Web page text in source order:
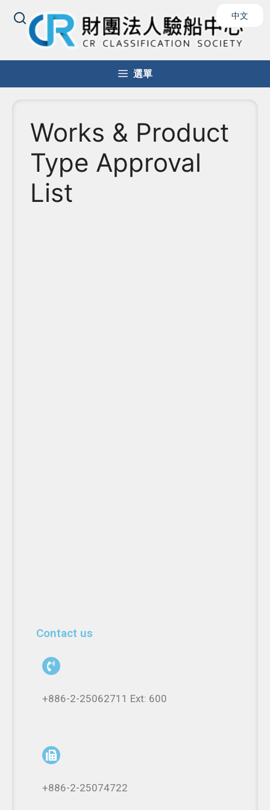
中文
選單
Works & Product
Type Approval
List
Contact us
+886-2-25062711 Ext: 600
+886-2-25074722